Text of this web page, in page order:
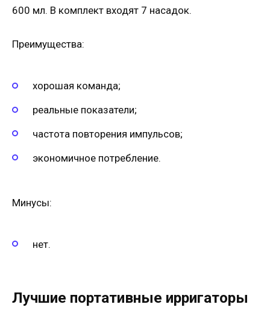
600 мл. В комплект входят 7 насадок.
Преимущества:
хорошая команда;
реальные показатели;
частота повторения импульсов;
экономичное потребление.
Минусы:
нет.
Лучшие портативные ирригаторы